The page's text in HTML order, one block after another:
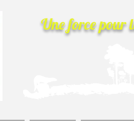
Une force